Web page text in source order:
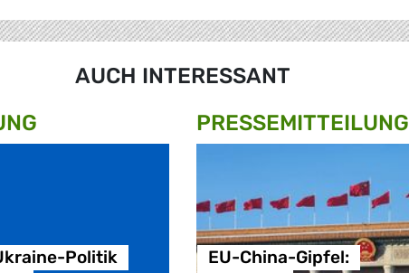
AUCH INTERESSANT
Politik
PRESSE­MITTEILUNG
EU-China-Gipfel: